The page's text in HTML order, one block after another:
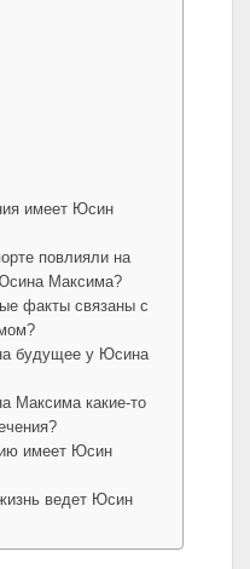
имеет Юсин
повлияли на
Максима?
факты связаны с
будущее у Юсина
Максима какие-то
имеет Юсин
ведет Юсин